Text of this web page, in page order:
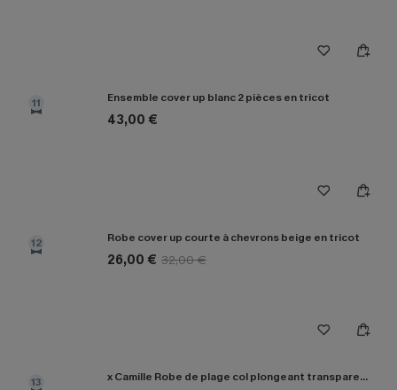
11 Ensemble cover up blanc 2 pièces en tricot
43,00 €
12 Robe cover up courte à chevrons beige en tricot
26,00 € 32,00 €
13 x Camille Robe de plage col plongeant transparente